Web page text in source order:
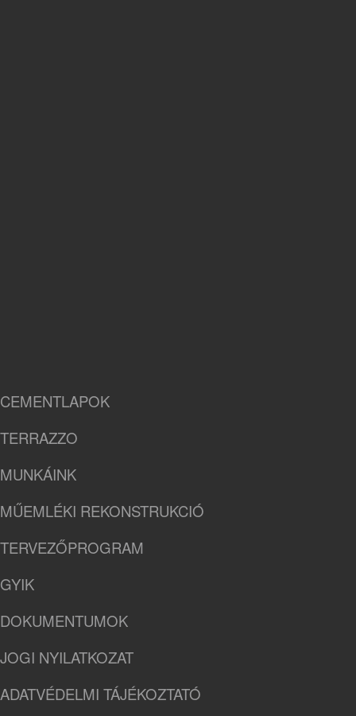
CEMENTLAPOK
TERRAZZO
MUNKÁINK
MŰEMLÉKI REKONSTRUKCIÓ
TERVEZŐPROGRAM
GYIK
DOKUMENTUMOK
JOGI NYILATKOZAT
ADATVÉDELMI TÁJÉKOZTATÓ